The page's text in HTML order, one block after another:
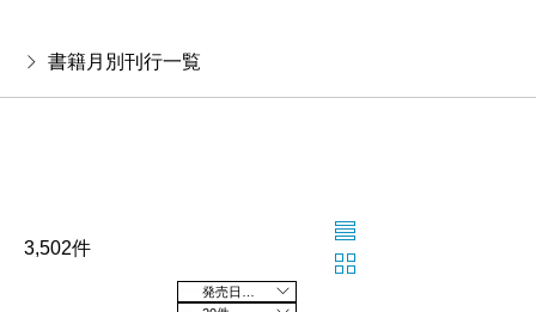
書籍月別刊行一覧
3,502件